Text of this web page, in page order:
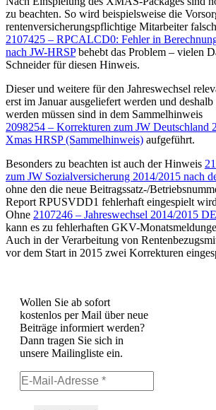
zu beachten. So wird beispielsweise die
rentenversicherungspflichtige Mitarbeiter
2107425 – RPCALCD0: Fehler in
nach JW-HRSPbehebt das Problem – vielen
Schneider für diesen Hinweis.
Dieser und weitere für den Jahreswechsel
erst im Januar ausgeliefert werden und
werden müssen sind in dem Sammelhinweis
2098254 – Korrekturen zum JW Deutschland
Xmas HRSP (Sammelhinweis) aufgeführt.
Besonders zu beachten ist auch der Hinweis
zum JW Sozialversicherung 2014/2015 nach
ohne den die neue Beitragssatz-/
Report RPUSVDD1 fehlerhaft eingespielt
Ohne 2107246 – Jahreswechsel 2014/2015
kann es zu fehlerhaften GKV-
Auch in der Verarbeitung von
vor dem Start in 2015 zwei Korrekturen
Wollen Sie ab sofort
kostenlos per Mail über neue
Beiträge informiert werden?
Dann tragen Sie sich in
unsere Mailingliste ein.